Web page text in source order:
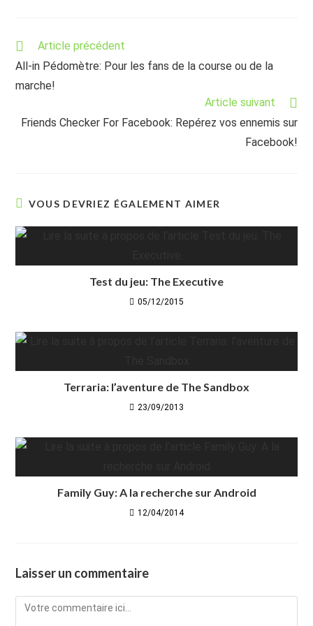
Read
articles
Article précédent
All-in Pédomètre: Pour les fans de la course ou de la
marche!
Article suivant
Friends Checker For Facebook: Repérez vos ennemis sur
Facebook!
VOUS DEVRIEZ ÉGALEMENT AIMER
Test du jeu: The Executive
05/12/2015
Terraria: l’aventure de The Sandbox
23/09/2013
Family Guy: A la recherche sur Android
12/04/2014
Laisser un commentaire
Comment